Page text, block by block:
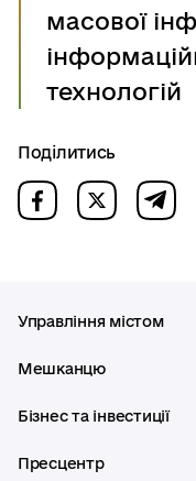
масової
технологій
Поділитись
Управління містом
Мешканцю
Бізнес та інвестиції
Пресцентр